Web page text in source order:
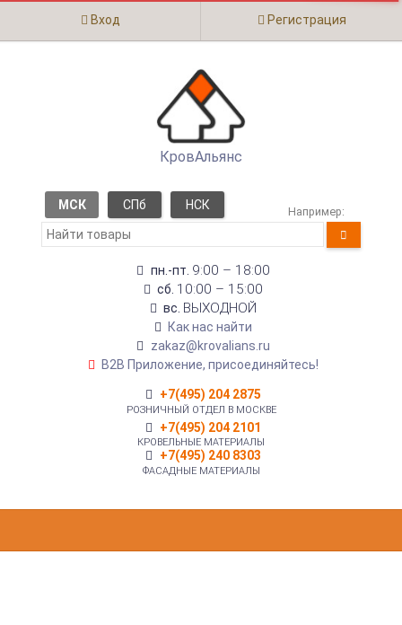
Вход Регистрация
КровАльянс
МСК СПб НСК Например:
пн.-пт. 9:00 – 18:00
сб. 10:00 – 15:00
вс. ВЫХОДНОЙ
Как нас найти
zakaz@krovalians.ru
B2B Приложение, присоединяйтесь!
+7(495) 204 2875
РОЗНИЧНЫЙ ОТДЕЛ В МОСКВЕ
+7(495) 204 2101
КРОВЕЛЬНЫЕ МАТЕРИАЛЫ
+7(495) 240 8303
ФАСАДНЫЕ МАТЕРИАЛЫ